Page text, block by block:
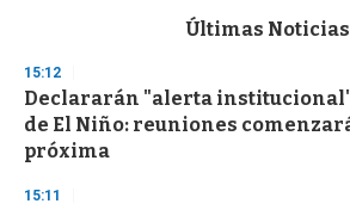
d
s
o
f
3
s
Últimas Noticias
15:12
Declararán "alerta
de El Niño: reuniones
próxima
15:11